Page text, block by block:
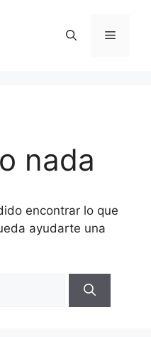
Menú
nada
encontrar lo que
ayudarte una